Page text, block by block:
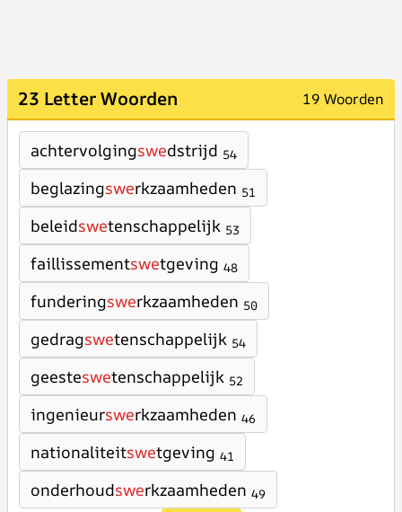
23 Letter Woorden 19 Woorden
achtervolgingswedstrijd 54
beglazingswerkzaamheden 51
beleidswetenschappelijk 53
faillissementswetgeving 48
funderingswerkzaamheden 50
gedragswetenschappelijk 54
geesteswetenschappelijk 52
ingenieurswerkzaamheden 46
nationaliteitswetgeving 41
onderhoudswerkzaamheden 49